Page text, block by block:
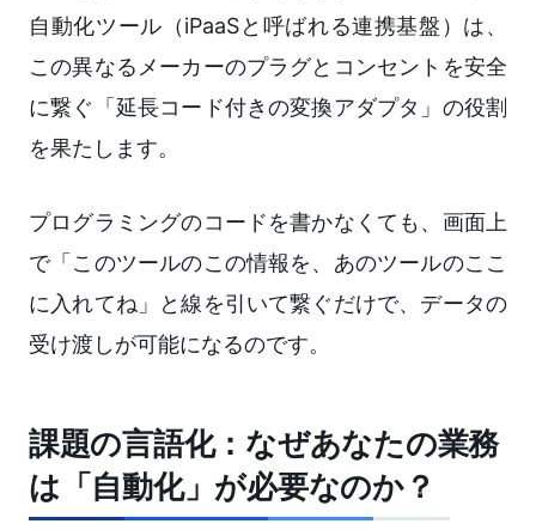
自動化ツール（iPaaSと呼ばれる連携基盤）は、
この異なるメーカーのプラグとコンセントを安全
に繋ぐ「延長コード付きの変換アダプタ」の役割
を果たします。
プログラミングのコードを書かなくても、画面上
で「このツールのこの情報を、あのツールのここ
に入れてね」と線を引いて繋ぐだけで、データの
受け渡しが可能になるのです。
課題の言語化：なぜあなたの業務
は「自動化」が必要なのか？